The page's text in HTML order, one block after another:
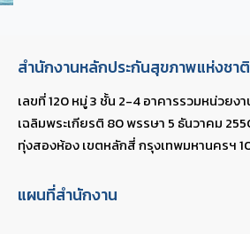
สำนักงานหลักประกันสุขภาพแห่งชาติ
เลขที่ 120 หมู่ 3 ชั้น 2-4 อาคารรวมหน่วยง
เฉลิมพระเกียรติ 80 พรรษา 5 ธันวาคม
ทุ่งสองห้อง เขตหลักสี่ กรุงเทพมหานครฯ
แผนที่สำนักงาน